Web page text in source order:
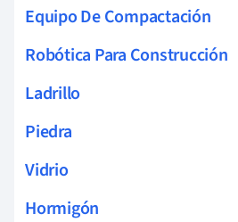
Equipo De Compactación
Robótica Para Construcción
Ladrillo
Piedra
Vidrio
Hormigón